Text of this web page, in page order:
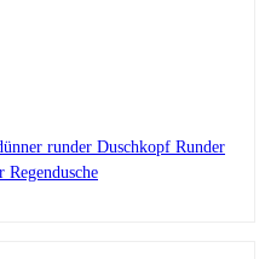
runder Duschkopf Runder
Regendusche